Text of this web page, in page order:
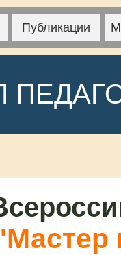
Публикации